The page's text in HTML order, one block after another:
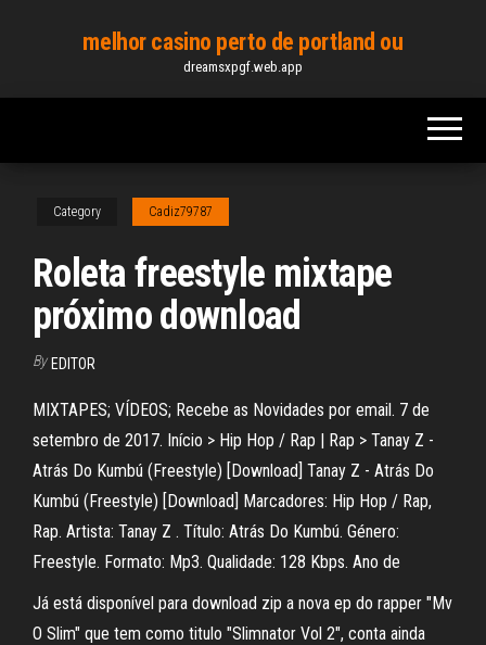
content
melhor casino perto de portland ou
dreamsxpgf.web.app
Category Cadiz79787
Roleta freestyle mixtape
próximo download
By EDITOR
MIXTAPES; VÍDEOS; Recebe as Novidades por email. 7 de
setembro de 2017. Início > Hip Hop / Rap | Rap > Tanay Z -
Atrás Do Kumbú (Freestyle) [Download] Tanay Z - Atrás Do
Kumbú (Freestyle) [Download] Marcadores: Hip Hop / Rap,
Rap. Artista: Tanay Z . Título: Atrás Do Kumbú. Género:
Freestyle. Formato: Mp3. Qualidade: 128 Kbps. Ano de
Já está disponível para download zip a nova ep do rapper "Mv
O Slim" que tem como titulo "Slimnator Vol 2", conta ainda